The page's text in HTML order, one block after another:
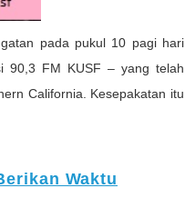
pada pukul 10 pagi hari
90,3 FM KUSF – yang telah
California. Kesepakatan itu
Waktu